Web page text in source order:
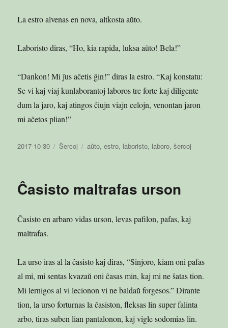
La estro alvenas en nova, altkosta aŭto.
Laboristo diras, “Ho, kia rapida, luksa aŭto! Bela!”
“Dankon! Mi ĵus aĉetis ĝin!” diras la estro. “Kaj konstatu:
Se vi kaj viaj kunlaborantoj laboros tre forte kaj diligente
dum la jaro, kaj atingos ĉiujn viajn celojn, venontan jaron
mi aĉetos plian!”
Publikigita
2017-10-30 Kategorioj
Ŝercoj Etikedoj
aŭto,estro, laboristo, laboro,ŝercoj
Ĉasisto maltrafas urson
Ĉasisto en arbaro vidas urson, levas pafilon, pafas, kaj
maltrafas.
La urso iras al la ĉasisto kaj diras, “Sinjoro, kiam oni pafas
al mi, mi sentas kvazaŭ oni ĉasas min, kaj mi ne ŝatas tion.
Mi lernigos al vi lecionon vi ne baldaŭ forgesos.” Dirante
tion, la urso forturnas la ĉasiston, fleksas lin super falinta
arbo, tiras suben lian pantalonon, kaj vigle sodomias lin.